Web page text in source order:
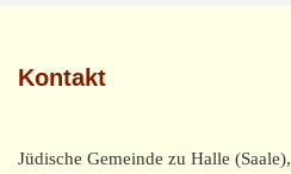
Kontakt
Jüdische Gemeinde zu Halle (Saale),